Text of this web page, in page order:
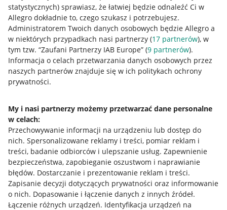
statystycznych) sprawiasz, że łatwiej będzie odnaleźć Ci w
Allegro dokładnie to, czego szukasz i potrzebujesz.
Administratorem Twoich danych osobowych będzie Allegro a
w niektórych przypadkach nasi partnerzy (17 partnerów), w
tym tzw. “Zaufani Partnerzy IAB Europe” (9 partnerów).
Informacja o celach przetwarzania danych osobowych przez
naszych partnerów znajduje się w ich politykach ochrony
prywatności.
My i nasi partnerzy możemy przetwarzać dane personalne
w celach:
Przechowywanie informacji na urządzeniu lub dostęp do
nich. Spersonalizowane reklamy i treści, pomiar reklam i
treści, badanie odbiorców i ulepszanie usług. Zapewnienie
bezpieczeństwa, zapobieganie oszustwom i naprawianie
błędów. Dostarczanie i prezentowanie reklam i treści.
Zapisanie decyzji dotyczących prywatności oraz informowanie
o nich. Dopasowanie i łączenie danych z innych źródeł.
Łączenie różnych urządzeń. Identyfikacja urządzeń na
Przydatne informacje
Jak to działa
Allegro Gadane dla sprzedających
Allegro Gadane dla kupujących
Mapa miejscowości
Informacje prawne
Regulamin